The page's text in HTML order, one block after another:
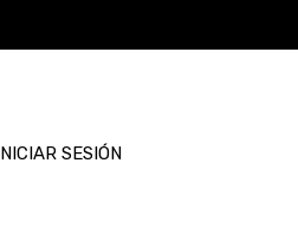
SESIÓN